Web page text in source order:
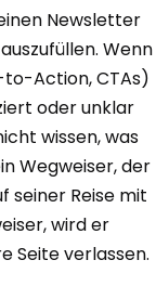
Newsletter
Wenn
Action, CTAs)
oder unklar
wissen, was
Wegweiser, der
seiner Reise mit
wird er
Seite verlassen.